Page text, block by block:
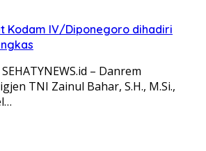
Kodam lV/Diponegoro dihadiri
– Danrem
TNI Zainul Bahar, S.H., M.Si.,